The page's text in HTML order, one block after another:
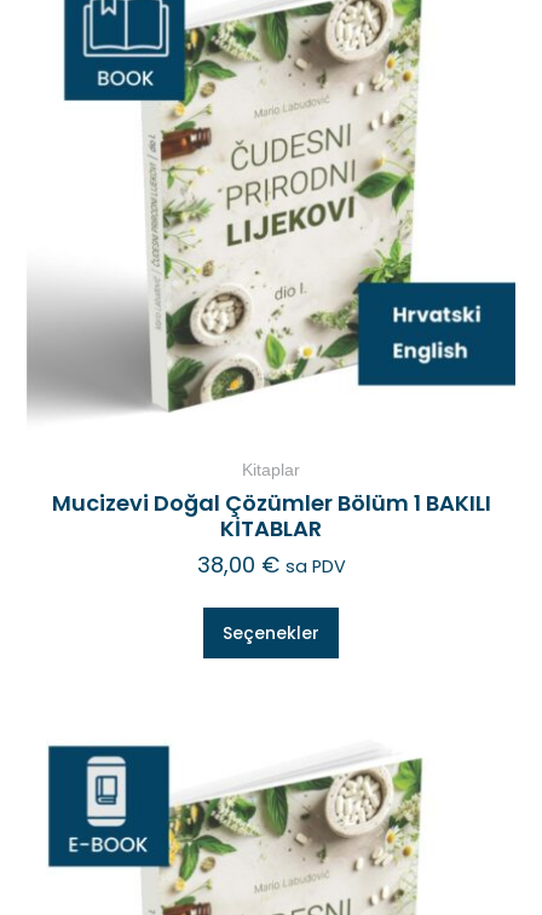
Kitaplar
Mucizevi Doğal Çözümler Bölüm 1 BAKILI
KİTABLAR
38,00 € sa PDV
Seçenekler